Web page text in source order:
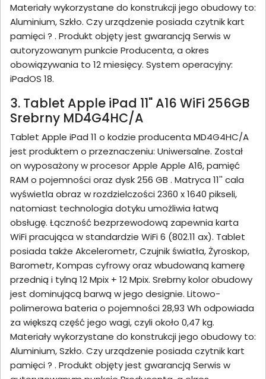
Materiały wykorzystane do konstrukcji jego obudowy to:
Aluminium, Szkło. Czy urządzenie posiada czytnik kart
pamięci ? . Produkt objęty jest gwarancją Serwis w
autoryzowanym punkcie Producenta, a okres
obowiązywania to 12 miesięcy. System operacyjny:
iPadOS 18.
3. Tablet Apple iPad 11" A16 WiFi 256GB
Srebrny MD4G4HC/A
Tablet Apple iPad 11 o kodzie producenta MD4G4HC/A
jest produktem o przeznaczeniu: Uniwersalne. Został
on wyposażony w procesor Apple Apple A16, pamięć
RAM o pojemności oraz dysk 256 GB . Matryca 11'' cala
wyświetla obraz w rozdzielczości 2360 x 1640 pikseli,
natomiast technologia dotyku umożliwia łatwą
obsługę. Łączność bezprzewodową zapewnia karta
WiFi pracująca w standardzie WiFi 6 (802.11 ax). Tablet
posiada także Akcelerometr, Czujnik światła, Żyroskop,
Barometr, Kompas cyfrowy oraz wbudowaną kamerę
przednią i tylną 12 Mpix + 12 Mpix. Srebrny kolor obudowy
jest dominującą barwą w jego designie. Litowo-
polimerowa bateria o pojemności 28,93 Wh odpowiada
za większą część jego wagi, czyli około 0,47 kg.
Materiały wykorzystane do konstrukcji jego obudowy to:
Aluminium, Szkło. Czy urządzenie posiada czytnik kart
pamięci ? . Produkt objęty jest gwarancją Serwis w